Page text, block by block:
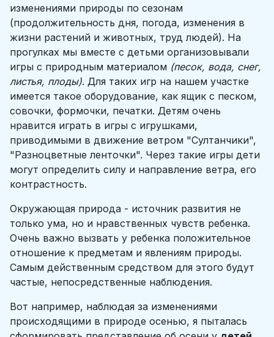
изменениями природы по сезонам
(продолжительность дня, погода, изменения в
жизни растений и животных, труд людей). На
прогулках мы вместе с детьми организовывали
игры с природным материалом (песок, вода, снег,
листья, плоды). Для таких игр на нашем участке
имеется такое оборудование, как ящик с песком,
совочки, формочки, печатки. Детям очень
нравится играть в игры с игрушками,
приводимыми в движение ветром "Султанчики",
"Разноцветные ленточки". Через такие игры дети
могут определить силу и направление ветра, его
контрастность.
Окружающая природа - источник развития не
только ума, но и нравственных чувств ребенка.
Очень важно вызвать у ребенка положительное
отношение к предметам и явлениям природы.
Самым действенным средством для этого будут
частые, непосредственные наблюдения.
Вот например, наблюдая за изменениями
происходящими в природе осенью, я пыталась